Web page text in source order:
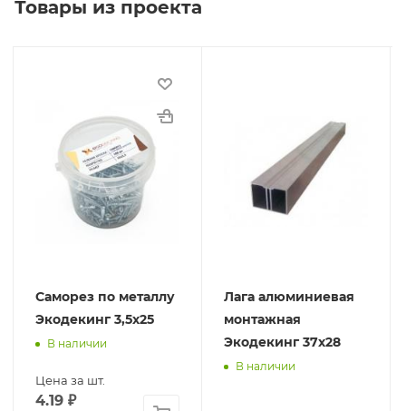
Товары из проекта
Саморез по металлу
Экодекинг 3,5х25
В наличии
Цена за шт.
4.19 ₽
Лага алюминиевая
монтажная
Экодекинг 37х28
В наличии